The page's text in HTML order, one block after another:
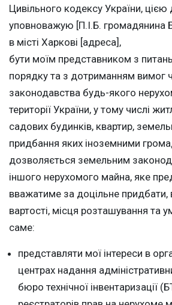
Цивільного кодексу України, цією
уповноважую [П.І.Б. громадянина
в місті Харкові [адреса],
бути моїм представником з
порядку та з дотриманням вимог
законодавства будь-якого
території України, у тому числі
садових будинків, квартир,
придбання яких іноземними
дозволяється земельним
іншого нерухомого майна, яке
вважатиме за доцільне придбати,
вартості, місця розташування та
саме:
представляти мої інтереси в
центрах надання
бюро технічної інвентаризації